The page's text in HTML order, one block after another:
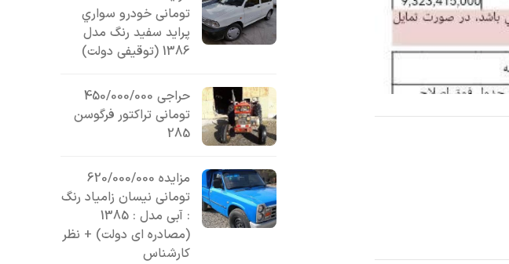
تومانی خودرو سواري
پرايد سفيد رنگ مدل
1386 (توقیفی دولت)
حراجی 450/000/000
تومانی تراکتور فرگوسن
285
مزایده 620/000/000
تومانی نیسان زامیاد رنگ
: آبی مدل : 1385
(مصادره ای دولت) + نظر
کارشناس